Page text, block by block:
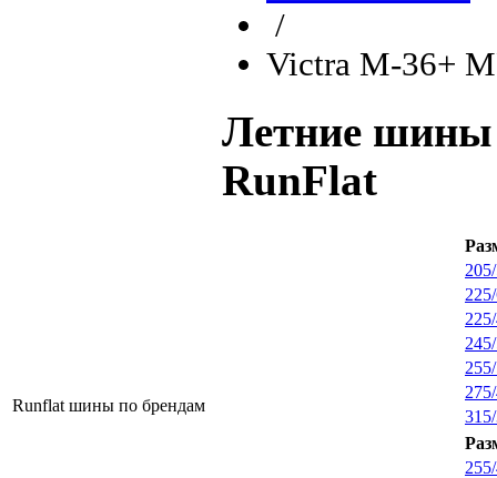
Runflat шины по брендам
/
Victra M-36+
Летние шины
RunFlat